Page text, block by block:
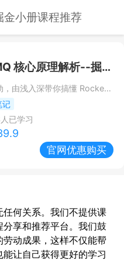
金小册课程推荐
核心原理解析--掘金小册课程推荐/优惠
生活场景驱动，由浅入深带你搞懂 RocketMQ
记
人已学习
官网优惠购买
何关系。我们不提供课
享和推荐平台。我们鼓
动成果，这样不仅能帮
让自己获得更好的学习